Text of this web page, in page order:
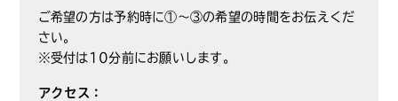
ご希望の方は予約時に①～③の希望の時間をお伝えくだ
さい。
※受付は10分前にお願いします。
アクセス：